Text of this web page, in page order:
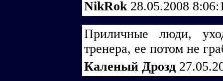
NikRok 28.05.2008
Приличные люди,
тренера, ее потом не
Каленый Дрозд